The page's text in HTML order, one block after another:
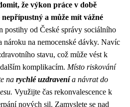
že výkon práce v době
a může mít vážné
postihy od České správy sociálního
nároku na nemocenské dávky. Navíc
stavu, což může vést k
komplikacím. Místo riskování
na rychlé uzdravenía návrat do
Využijte čas rekonvalescence k
nových sil. Zamyslete se nad